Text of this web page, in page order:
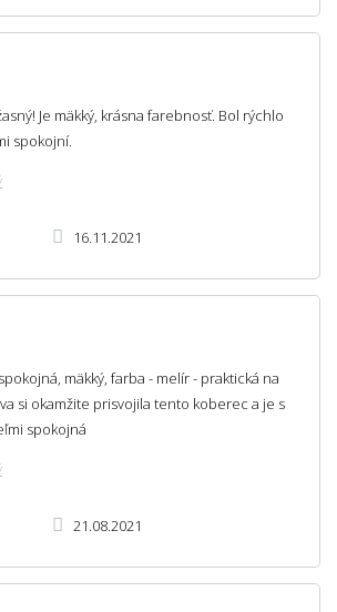
Je mäkký, krásna farebnosť. Bol rýchlo
spokojní.
16.11.2021
mäkký, farba - melír - praktická na
si okamžite prisvojila tento koberec a je s
spokojná
21.08.2021